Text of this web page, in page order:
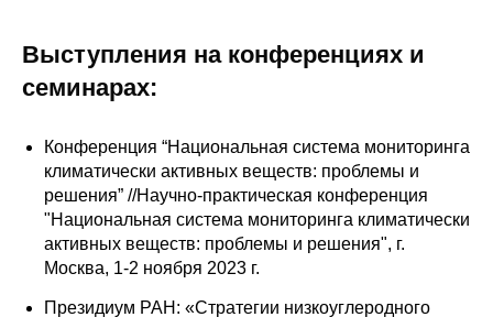
Сотрудники
Отчетность
Противодействие коррупции
Материалы для СМИ
Выступления на конференциях и
семинарах:
Конференция “Национальная система мониторинга
климатически активных веществ: проблемы и
решения” //Научно-практическая конференция
"Национальная система мониторинга климатически
активных веществ: проблемы и решения", г.
Москва, 1-2 ноября 2023 г.
Президиум РАН: «Стратегии низкоуглеродного